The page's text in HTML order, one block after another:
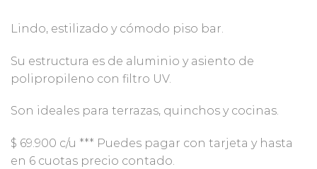
Lindo, estilizado y cómodo piso bar.
Su estructura es de aluminio y asiento de
polipropileno con filtro UV.
Son ideales para terrazas, quinchos y cocinas.
$ 69.900 c/u *** Puedes pagar con tarjeta y hasta
en 6 cuotas precio contado.